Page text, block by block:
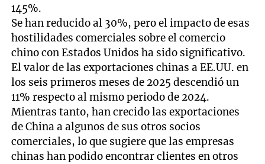
145%.
Se han reducido al 30%, pero el impacto de esas
hostilidades comerciales sobre el comercio
chino con Estados Unidos ha sido significativo.
El valor de las exportaciones chinas a EE.UU. en
los seis primeros meses de 2025 descendió un
11% respecto al mismo periodo de 2024.
Mientras tanto, han crecido las exportaciones
de China a algunos de sus otros socios
comerciales, lo que sugiere que las empresas
chinas han podido encontrar clientes en otros